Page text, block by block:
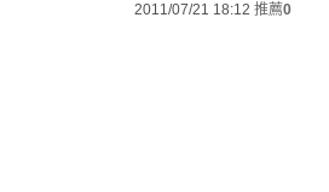
2011/07/21 18:12 推薦0